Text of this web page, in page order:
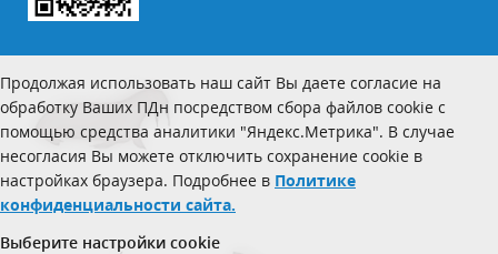
Продолжая использовать наш сайт Вы даете согласие на
обработку Ваших ПДн посредством сбора файлов cookie с
помощью средства аналитики "Яндекс.Метрика". В случае
несогласия Вы можете отключить сохранение cookie в
настройках браузера. Подробнее в Политике
конфиденциальности сайта.
Выберите настройки cookie